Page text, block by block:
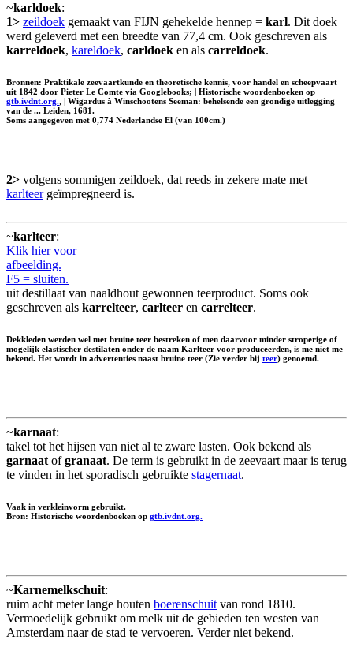
~karldoek:
1> zeildoek gemaakt van FIJN gehekelde hennep = karl. Dit doek
werd geleverd met een breedte van 77,4 cm. Ook geschreven als
karreldoek, kareldoek, carldoek en als carreldoek.
Bronnen: Praktikale zeevaartkunde en theoretische kennis, voor handel en scheepvaart
uit 1842 door Pieter Le Comte via Googlebooks; | Historische woordenboeken op
gtb.ivdnt.org., | Wigardus à Winschootens Seeman: behelsende een grondige uitlegging
van de ... Leiden, 1681.
Soms aangegeven met 0,774 Nederlandse El (van 100cm.)
2> volgens sommigen zeildoek, dat reeds in zekere mate met
karlteergeïmpregneerd is.
~karlteer:
Klik hier voor
afbeelding.
F5 = sluiten.
uit destillaat van naaldhout gewonnen teerproduct. Soms ook
geschreven als karrelteer, carlteer en carrelteer.
Dekkleden werden wel met bruine teer bestreken of men daarvoor minder stroperige of
mogelijk elastischer destilaten onder de naam Karlteer voor produceerden, is me niet me
bekend. Het wordt in advertenties naast bruine teer (Zie verder bij teer) genoemd.
~karnaat:
takel tot het hijsen van niet al te zware lasten. Ook bekend als
garnaat ofgranaat. De term is gebruikt in de zeevaart maar is terug
te vinden in het sporadisch gebruikte stagernaat.
Vaak in verkleinvorm gebruikt.
Bron: Historische woordenboeken op gtb.ivdnt.org.
~Karnemelkschuit:
ruim acht meter lange houten boerenschuit van rond 1810.
Vermoedelijk gebruikt om melk uit de gebieden ten westen van
Amsterdam naar de stad te vervoeren. Verder niet bekend.